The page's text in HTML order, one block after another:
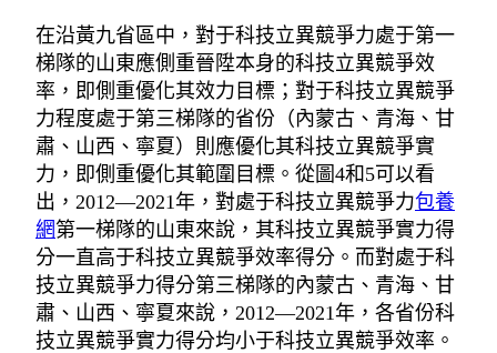
在沿黃九省區中，對于科技立異競爭力處于第一
梯隊的山東應側重晉陞本身的科技立異競爭效
率，即側重優化其效力目標；對于科技立異競爭
力程度處于第三梯隊的省份（內蒙古、青海、甘
肅、山西、寧夏）則應優化其科技立異競爭實
力，即側重優化其範圍目標。從圖4和5可以看
出，2012—2021年，對處于科技立異競爭力包養
網第一梯隊的山東來說，其科技立異競爭實力得
分一直高于科技立異競爭效率得分。而對處于科
技立異競爭力得分第三梯隊的內蒙古、青海、甘
肅、山西、寧夏來說，2012—2021年，各省份科
技立異競爭實力得分均小于科技立異競爭效率。